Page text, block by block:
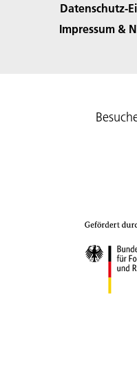
Datenschutz-
Impressum &